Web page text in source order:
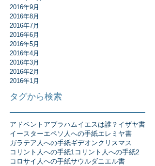
2016年9月
2016年8月
2016年7月
2016年6月
2016年5月
2016年4月
2016年3月
2016年2月
2016年1月
タグから検索
アドベント アブラハムイエスは誰？ イザヤ書
イースターエペソ人への手紙エレミヤ書
ガラテア人への手紙ギデオンクリスマス
コリント人への手紙1 コリント人への手紙2
コロサイ人への手紙サウルダニエル書